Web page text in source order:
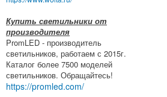
Купить светильники от
производителя
PromLED - производитель
светильников, работаем с 2015г.
Каталог более 7500 моделей
светильников. Обращайтесь!
https://promled.com/